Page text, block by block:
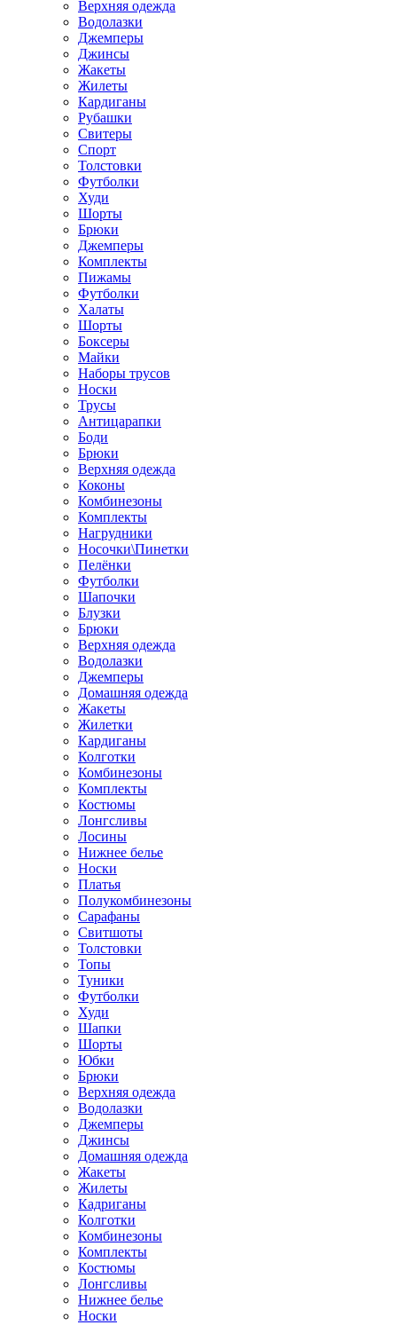
Верхняя одежда
Водолазки
Джемперы
Джинсы
Жакеты
Жилеты
Кардиганы
Рубашки
Свитеры
Спорт
Толстовки
Футболки
Худи
Шорты
Брюки
Джемперы
Комплекты
Пижамы
Футболки
Халаты
Шорты
Боксеры
Майки
Наборы трусов
Носки
Трусы
Антицарапки
Боди
Брюки
Верхняя одежда
Коконы
Комбинезоны
Комплекты
Нагрудники
Носочки\Пинетки
Пелёнки
Футболки
Шапочки
Блузки
Брюки
Верхняя одежда
Водолазки
Джемперы
Домашняя одежда
Жакеты
Жилетки
Кардиганы
Колготки
Комбинезоны
Комплекты
Костюмы
Лонгсливы
Лосины
Нижнее белье
Носки
Платья
Полукомбинезоны
Сарафаны
Свитшоты
Толстовки
Топы
Туники
Футболки
Худи
Шапки
Шорты
Юбки
Брюки
Верхняя одежда
Водолазки
Джемперы
Джинсы
Домашняя одежда
Жакеты
Жилеты
Кадриганы
Колготки
Комбинезоны
Комплекты
Костюмы
Лонгсливы
Нижнее белье
Носки